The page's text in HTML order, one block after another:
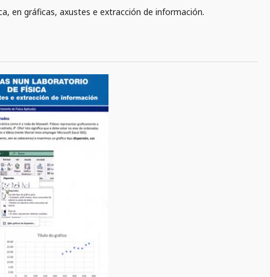
en gráficas, axustes e extracción de información.